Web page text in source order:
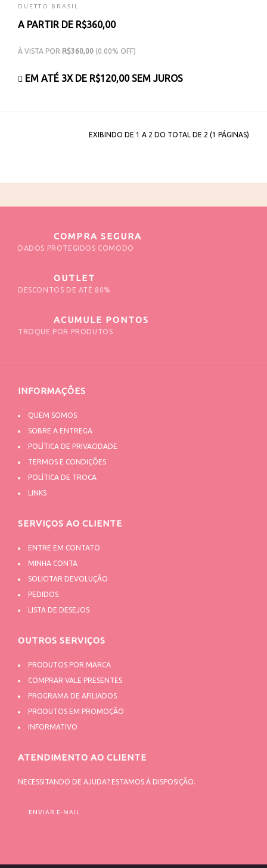
DUETTO BRASIL
A PARTIR DE R$360,00
À VISTA POR R$360,00 (0.00% OFF)
EM ATÉ 3X DE R$120,00SEM JUROS
EXIBINDO DE 1 A 2 DO TOTAL DE 2 (1 PÁGINAS)
COMPRA SEGURA
DADOS PROTEGIDOS COMODO
OUTLET
DESCONTOS DE ATÉ 80%
ACUMULE PONTOS
TROQUE POR PRODUTOS
INFORMAÇÕES
QUEM SOMOS
SOBRE A ENTREGA
POLÍTICA DE PRIVACIDADE
TERMOS E CONDIÇÕES
POLÍTICA DE TROCA
LINKS
SERVIÇOS AO CLIENTE
ENTRE EM CONTATO
MINHA CONTA
SOLICITAR DEVOLUÇÃO
PEDIDOS
LISTA DE DESEJOS
OUTROS SERVIÇOS
PRODUTOS POR MARCA
COMPRAR VALE PRESENTES
PROGRAMA DE AFILIADOS
PRODUTOS EM PROMOÇÃO
INFORMATIVO
ATENDIMENTO AO CLIENTE
NECESSITANDO DE AJUDA? ESTAMOS À DISPOSIÇÃO.
ENVIAR E-MAIL